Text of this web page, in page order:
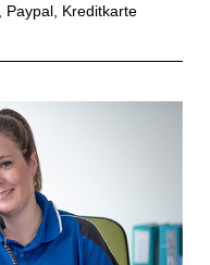
Paypal, Kreditkarte